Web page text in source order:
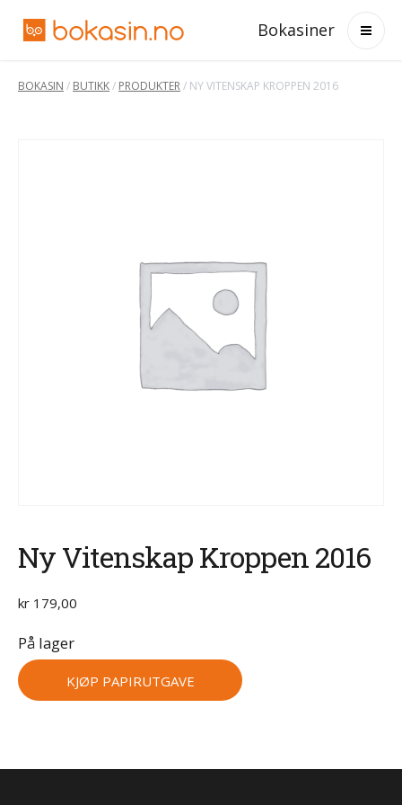
Bokasiner
BOKASIN / BUTIKK/ PRODUKTER/ NY VITENSKAP KROPPEN 2016
Ny Vitenskap Kroppen 2016
kr 179,00
På lager
KJØP PAPIRUTGAVE